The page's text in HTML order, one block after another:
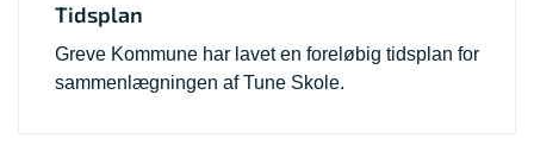
Tidsplan
Greve Kommune har lavet en foreløbig tidsplan for
sammenlægningen af Tune Skole.